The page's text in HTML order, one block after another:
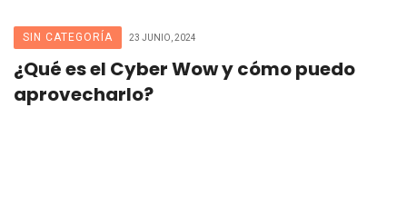
SIN CATEGORÍA 23 JUNIO, 2024
¿Qué es el Cyber Wow y cómo puedo
aprovecharlo?